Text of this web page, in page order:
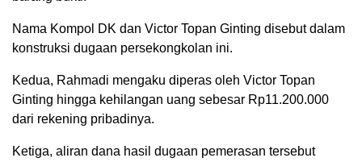
Nama Kompol DK dan Victor Topan Ginting disebut dalam
konstruksi dugaan persekongkolan ini.
Kedua, Rahmadi mengaku diperas oleh Victor Topan
Ginting hingga kehilangan uang sebesar Rp11.200.000
dari rekening pribadinya.
Ketiga, aliran dana hasil dugaan pemerasan tersebut